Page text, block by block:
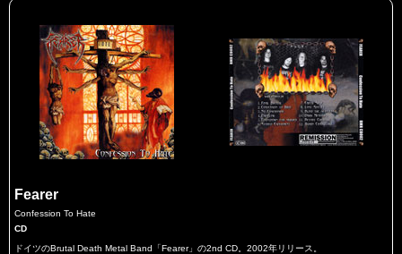
Fearer
Confession To Hate
CD
ドイツのBrutal Death Metal Band「Fearer」の2nd CD。2002年リリース。